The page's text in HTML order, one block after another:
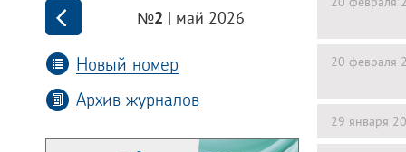
№2 | май 2026
Новый номер
Архив журналов
20 февраля
29 января